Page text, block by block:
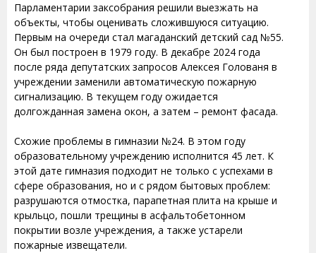
Парламентарии заксобрания решили выезжать на
объекты, чтобы оценивать сложившуюся ситуацию.
Первым на очереди стал магаданский детский сад №55.
Он был построен в 1979 году. В декабре 2024 года
после ряда депутатских запросов Алексея Голованя в
учреждении заменили автоматическую пожарную
сигнализацию. В текущем году ожидается
долгожданная замена окон, а затем – ремонт фасада.
Схожие проблемы в гимназии №24. В этом году
образовательному учреждению исполнится 45 лет. К
этой дате гимназия подходит не только с успехами в
сфере образования, но и с рядом бытовых проблем:
разрушаются отмостка, парапетная плита на крыше и
крыльцо, пошли трещины в асфальтобетонном
покрытии возле учреждения, а также устарели
пожарные извещатели.